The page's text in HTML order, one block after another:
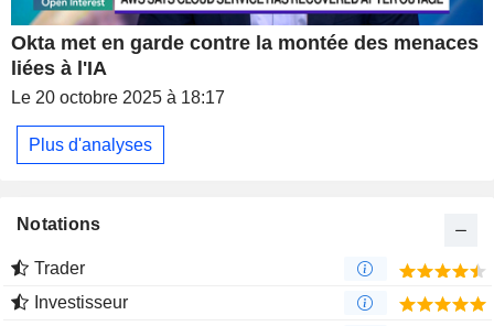
Okta met en garde contre la montée des menaces
liées à l'IA
Le 20 octobre 2025 à 18:17
Plus d'analyses
Notations
Trader
Investisseur